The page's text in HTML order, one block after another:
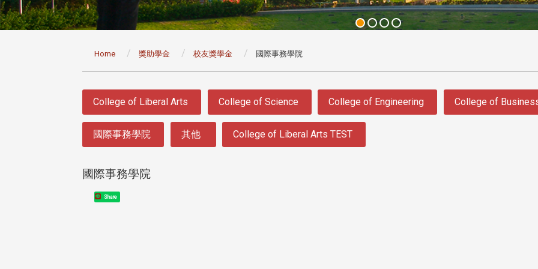
Home 獎助學金 校友獎學金 國際事務學院
College of Liberal Arts College of Science College of Engineering College of
國際事務學院 其他 College of Liberal Arts TEST
國際事務學院
Share